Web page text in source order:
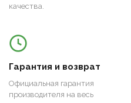
качества.
Гарантия и возврат
Официальная гарантия
производителя на весь